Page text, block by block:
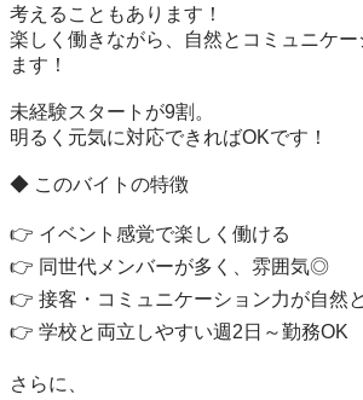
考えることもあります！
楽しく働きながら、自然とコミュニケー
ます！
未経験スタートが9割。
明るく元気に対応できればOKです！
◆ このバイトの特徴
👉 イベント感覚で楽しく働ける
👉 同世代メンバーが多く、雰囲気◎
👉 接客・コミュニケーション力が自然
👉 学校と両立しやすい週2日～勤務OK
さらに、